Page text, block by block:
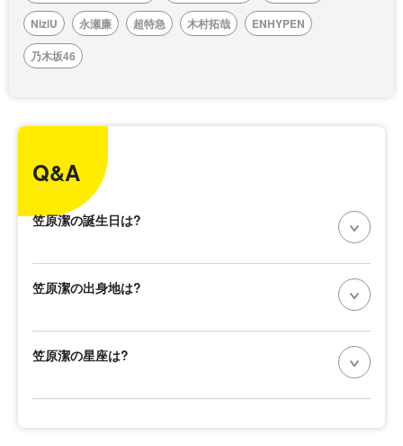
NiziU
永瀬廉 超特急 木村拓哉
ENHYPEN
乃木坂46
Q&A
笠原潔の誕生日は?
笠原潔の出身地は?
笠原潔の星座は?